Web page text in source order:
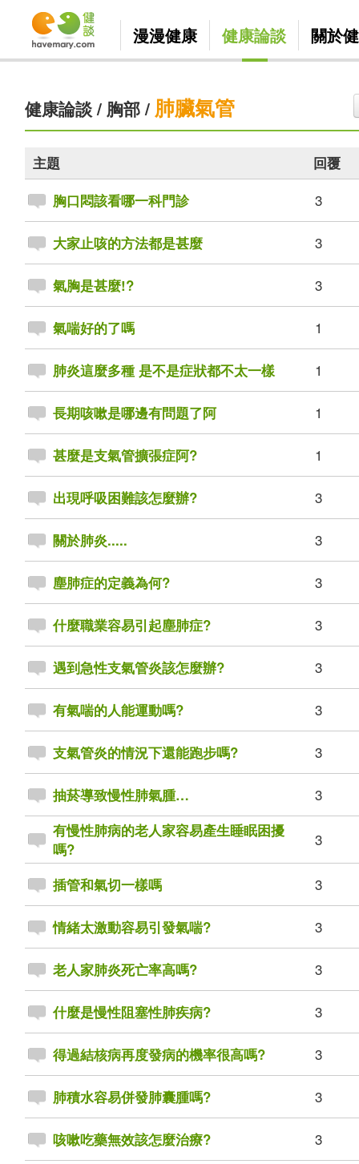
漫漫健康 健康論談 關於
健康論談/ 胸部/ 肺臟氣管
主題
回覆
胸口悶該看哪一科門診
3
大家止咳的方法都是甚麼 3
氣胸是甚麼!? 3
氣喘好的了嗎 1
肺炎這麼多種 是不是症狀都不太一樣 1
長期咳嗽是哪邊有問題了阿 1
甚麼是支氣管擴張症阿? 1
出現呼吸困難該怎麼辦? 3
關於肺炎..... 3
塵肺症的定義為何? 3
什麼職業容易引起塵肺症? 3
遇到急性支氣管炎該怎麼辦? 3
有氣喘的人能運動嗎? 3
支氣管炎的情況下還能跑步嗎? 3
抽菸導致慢性肺氣腫… 3
有慢性肺病的老人家容易產生睡眠困擾
嗎?
3
插管和氣切一樣嗎 3
情緒太激動容易引發氣喘? 3
老人家肺炎死亡率高嗎? 3
什麼是慢性阻塞性肺疾病? 3
得過結核病再度發病的機率很高嗎? 3
肺積水容易併發肺囊腫嗎? 3
咳嗽吃藥無效該怎麼治療? 3